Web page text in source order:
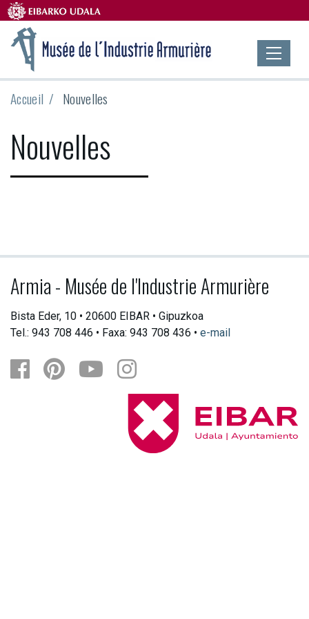
Accueil Nouvelles
Nouvelles
Armia - Musée de l'Industrie Armurière
Bista Eder, 10 • 20600 EIBAR • Gipuzkoa
Tel.: 943 708 446 • Faxa: 943 708 436 • e-mail